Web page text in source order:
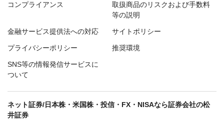
コンプライアンス
取扱商品のリスクおよび手数料
等の説明
金融サービス提供法への対応 サイトポリシー
プライバシーポリシー 推奨環境
SNS等の情報発信サービスに
ついて
ネット証券/日本株・米国株・投信・FX・NISAなら証券会社の松
井証券